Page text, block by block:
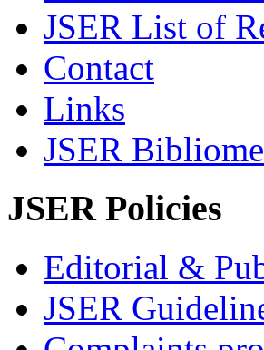
JSER List of
Contact
Links
JSER
JSER Policies
Editorial &
JSER